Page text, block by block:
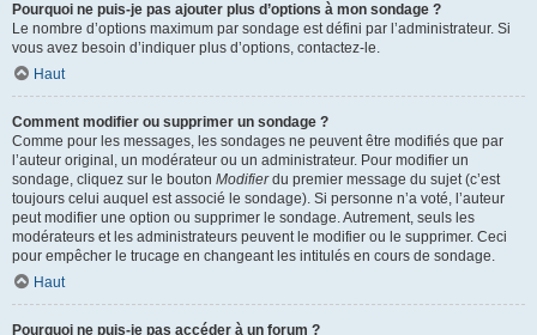
Pourquoi ne puis-je pas ajouter plus d’options à mon sondage ?
Le nombre d’options maximum par sondage est défini par l’administrateur. Si
vous avez besoin d’indiquer plus d’options, contactez-le.
Haut
Comment modifier ou supprimer un sondage ?
Comme pour les messages, les sondages ne peuvent être modifiés que par
l’auteur original, un modérateur ou un administrateur. Pour modifier un
sondage, cliquez sur le bouton Modifierdu premier message du sujet (c’est
toujours celui auquel est associé le sondage). Si personne n’a voté, l’auteur
peut modifier une option ou supprimer le sondage. Autrement, seuls les
modérateurs et les administrateurs peuvent le modifier ou le supprimer. Ceci
pour empêcher le trucage en changeant les intitulés en cours de sondage.
Haut
Pourquoi ne puis-je pas accéder à un forum ?